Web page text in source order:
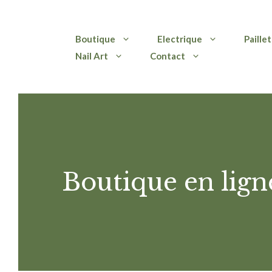
Boutique Electrique
Nail Art
Contact
Boutique en